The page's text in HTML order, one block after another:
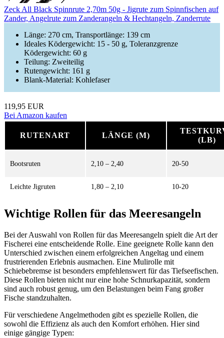
Zeck All Black Spinnrute 2,70m 50g - Jigrute zum Spinnfischen auf
Zander, Angelrute zum Zanderangeln & Hechtangeln, Zanderrute
Länge: 270 cm, Transportlänge: 139 cm
Ideales Ködergewicht: 15 - 50 g, Toleranzgrenze
Ködergewicht: 60 g
Teilung: Zweiteilig
Rutengewicht: 161 g
Blank-Material: Kohlefaser
119,95 EUR
Bei Amazon kaufen
RUTENART LÄNGE (M)
(LB)
Bootsruten 2,10 – 2,40 20-50
Leichte Jigruten 1,80 – 2,10 10-20
Wichtige Rollen für das Meeresangeln
Bei der Auswahl von Rollen für das Meeresangeln spielt die Art der
Fischerei eine entscheidende Rolle. Eine geeignete Rolle kann den
Unterschied zwischen einem erfolgreichen Angeltag und einem
frustrierenden Erlebnis ausmachen. Eine Mulirolle mit
Schiebebremse ist besonders empfehlenswert für das Tiefseefischen.
Diese Rollen bieten nicht nur eine hohe Schnurkapazität, sondern
sind auch robust genug, um den Belastungen beim Fang großer
Fische standzuhalten.
Für verschiedene Angelmethoden gibt es spezielle Rollen, die
sowohl die Effizienz als auch den Komfort erhöhen. Hier sind
einige gängige Typen: